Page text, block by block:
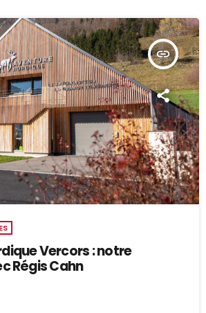
insert_link
Vercors : notre
Régis Cahn